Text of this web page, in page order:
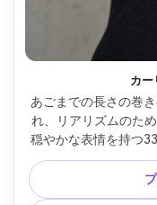
カー
あごまでの長さの巻
れ、リアリズムのた
穏やかな表情を持つ
ト。黒のタートルネ
クリート壁の背景。
ン R6、85mm f/2;セ